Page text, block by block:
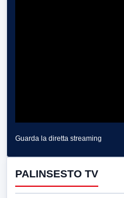
Guarda la diretta streaming
PALINSESTO TV